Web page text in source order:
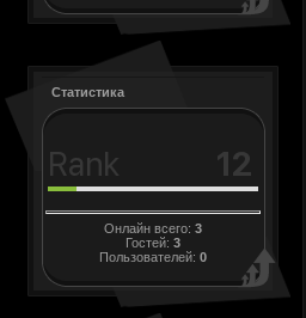
Статистика
Онлайн всего: 3
Гостей: 3
Пользователей: 0